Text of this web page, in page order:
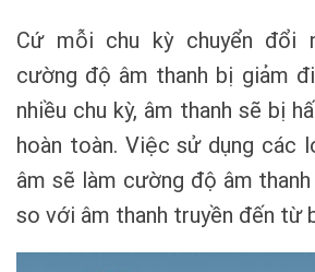
Cứ mỗi chu kỳ chuyển đổi
cường độ âm thanh bị giảm
nhiều chu kỳ, âm thanh sẽ bị
hoàn toàn. Việc sử dụng các
âm sẽ làm cường độ âm
so với âm thanh truyền đến từ